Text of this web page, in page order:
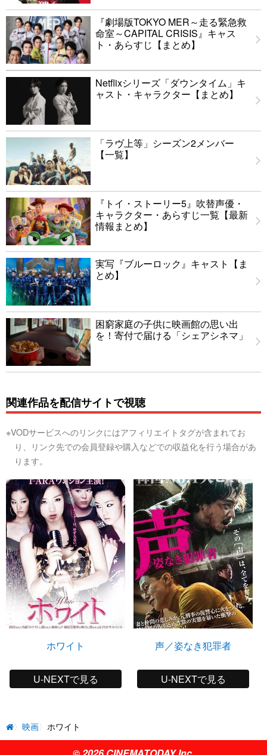
『劇場版TOKYO MER～走る緊急救
命室～CAPITAL CRISIS』キャス
ト・あらすじ【まとめ】
Netflixシリーズ「ダウンタイム」キ
ャスト・キャラクター【まとめ】
「ラヴ上等」シーズン2メンバー
【一覧】
『トイ・ストーリー5』吹替声優・
キャラクター・あらすじ一覧【最新
情報まとめ】
実写『ブルーロック』キャスト【ま
とめ】
困窮家庭の子供に映画館の思い出
を！寄付で届ける「シェアシネマ」
関連作品を配信サイトで視聴
※VODサービスへのリンクにはアフィリエイトタグが含まれてお
り、リンク先での会員登録や購入などでの収益化を行う場合があ
ります。
ホワイト
U-NEXTで見る
声／姿なき犯罪者
U-NEXTで見る
映画 ホワイト